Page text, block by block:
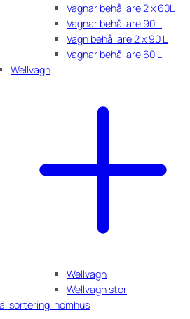
Vagnar behållare 2 x 60L
Vagnar behållare 90 L
Vagn behållare 2 x 90 L
Vagnar behållare 60 L
Wellvagn
Wellvagn
Wellvagn stor
inomhus